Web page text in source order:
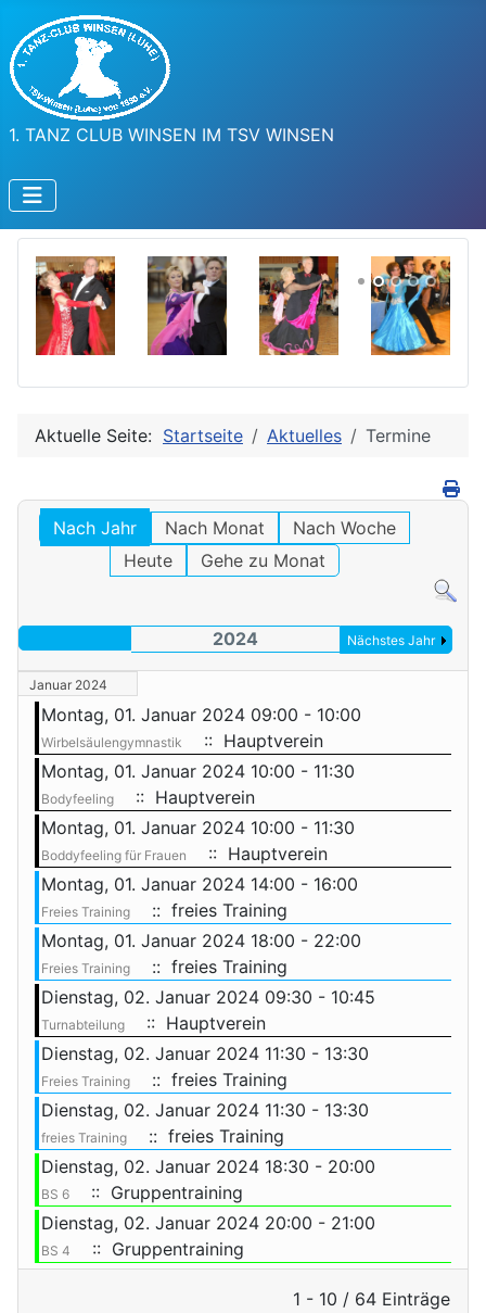
1. TANZ CLUB WINSEN IM TSV WINSEN
Aktuelle Seite: Startseite Aktuelles Termine
Nach Jahr Nach Monat
Nach Woche
Heute
Gehe zu Monat
2024 Nächstes Jahr
Januar 2024
Montag, 01. Januar 2024 09:00 - 10:00
Wirbelsäulengymnastik
:: Hauptverein
Montag, 01. Januar 2024 10:00 - 11:30
Bodyfeeling
:: Hauptverein
Montag, 01. Januar 2024 10:00 - 11:30
Boddyfeeling für Frauen
:: Hauptverein
Montag, 01. Januar 2024 14:00 - 16:00
Freies Training
:: freies Training
Montag, 01. Januar 2024 18:00 - 22:00
Freies Training
:: freies Training
Dienstag, 02. Januar 2024 09:30 - 10:45
Turnabteilung
:: Hauptverein
Dienstag, 02. Januar 2024 11:30 - 13:30
Freies Training
:: freies Training
Dienstag, 02. Januar 2024 11:30 - 13:30
freies Training
:: freies Training
Dienstag, 02. Januar 2024 18:30 - 20:00
BS 6
:: Gruppentraining
Dienstag, 02. Januar 2024 20:00 - 21:00
BS 4 :: Gruppentraining
Limite der Paginierungsliste
1 - 10 / 64 Einträge